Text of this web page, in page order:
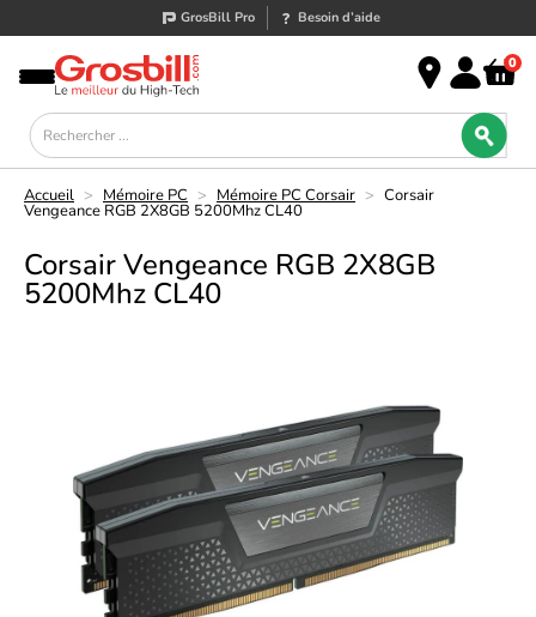
GrosBill Pro Besoin d’aide
0
Accueil > Mémoire PC > Mémoire PC Corsair > Corsair
Vengeance RGB 2X8GB 5200Mhz CL40
Corsair Vengeance RGB 2X8GB
5200Mhz CL40